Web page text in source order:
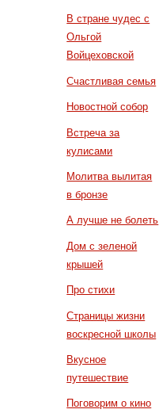
В стране чудес с
Ольгой
Войцеховской
Счастливая семья
Новостной собор
Встреча за
кулисами
Молитва вылитая
в бронзе
А лучше не болеть
Дом с зеленой
крышей
Про стихи
Страницы жизни
воскресной школы
Вкусное
путешествие
Поговорим о кино